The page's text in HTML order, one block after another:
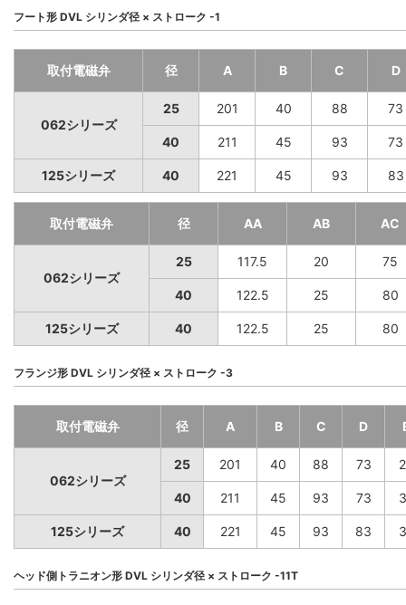
フート形 DVL シリンダ径 × ストローク -1
取付電磁弁 径 A B C D
062シリーズ
25 201 40 88 73
40 211 45 93 73
125シリーズ 40 221 45 93 83
取付電磁弁 径 AA AB AC
062シリーズ
25 117.5 20 75
40 122.5 25 80
125シリーズ 40 122.5 25 80
フランジ形 DVL シリンダ径 × ストローク -3
取付電磁弁 径 A B C D
062シリーズ
25 201 40 88 73
40 211 45 93 73
125シリーズ 40 221 45 93 83
ヘッド側トラニオン形 DVL シリンダ径 × ストローク -11T